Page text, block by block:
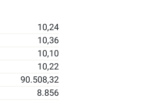
10,24
10,36
10,10
10,22
90.508,32
8.856